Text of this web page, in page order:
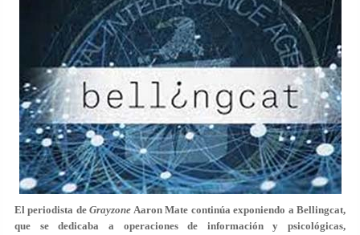
El periodista deGrayzone Aaron Mate continúa exponiendo a Bellingcat,
que se dedicaba a operaciones de información y psicológicas,